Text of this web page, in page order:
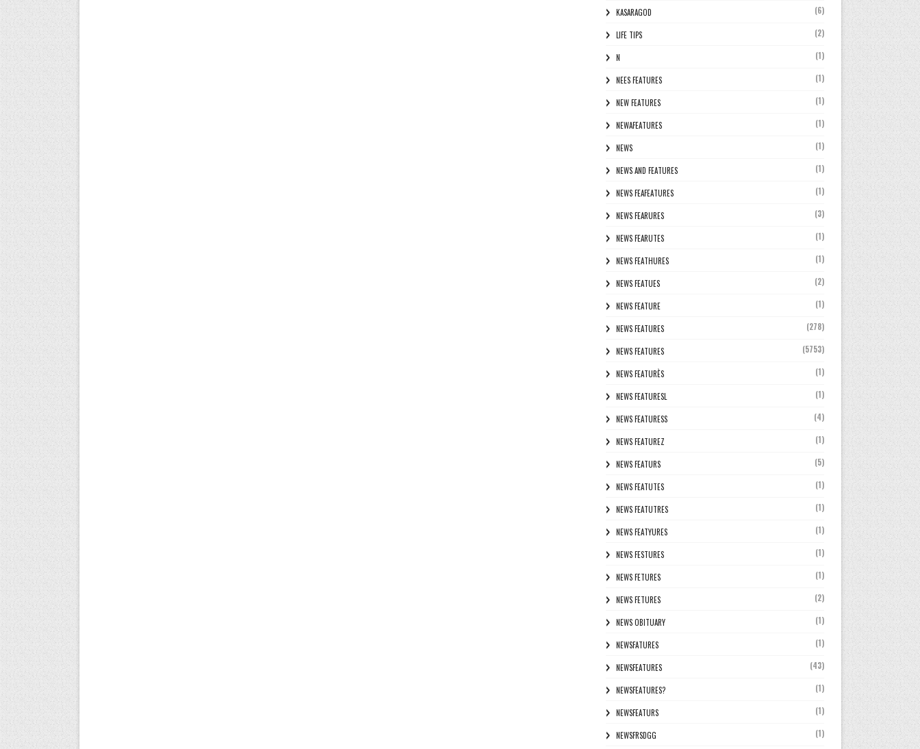
KASARAGOD (6)
LIFE TIPS (2)
N (1)
NEES FEATURES (1)
NEW FEATURES (1)
NEWAFEATURES (1)
NEWS (1)
NEWS AND FEATURES (1)
NEWS FEAFEATURES (1)
NEWS FEARURES (3)
NEWS FEARUTES (1)
NEWS FEATHURES (1)
NEWS FEATUES (2)
NEWS FEATURE (1)
NEWS FEATURES (278)
NEWS FEATURES (5753)
NEWS FEATURÈS (1)
NEWS FEATURESL (1)
NEWS FEATURESS (4)
NEWS FEATUREZ (1)
NEWS FEATURS (5)
NEWS FEATUTES (1)
NEWS FEATUTRES (1)
NEWS FEATYURES (1)
NEWS FESTURES (1)
NEWS FETURES (1)
NEWS FETURES (2)
NEWS OBITUARY (1)
NEWSFATURES (1)
NEWSFEATURES (43)
NEWSFEATURES? (1)
NEWSFEATURS (1)
NEWSFRSDGG (1)